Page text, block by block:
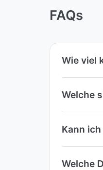
FAQs
Wie viel
Welche
Kann
Welche